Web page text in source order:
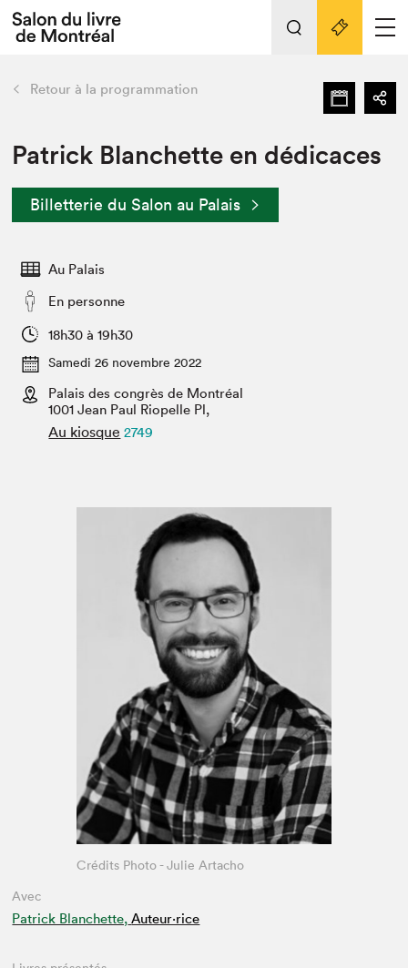
Espace exposant⋅e⋅s
Espace enseignant·e·s
Espace médias
L'événement
Préparer sa visite au Salon
Actualités
SLM PRO
retour Nos activités
Préparer sa visite
Salon dans la ville et en ligne
Projets partenaires
Liens pratiques
Retour à la programmation
Patrick Blanchette en dédicaces
Billetterie du Salon au Palais
Au Palais
En personne
18h30 à 19h30
Samedi 26 novembre 2022
Palais des congrès de Montréal
1001 Jean Paul Riopelle Pl,
Au kiosque 2749
Avec
Patrick Blanchette, Auteur·rice
Crédits Photo - Julie Artacho